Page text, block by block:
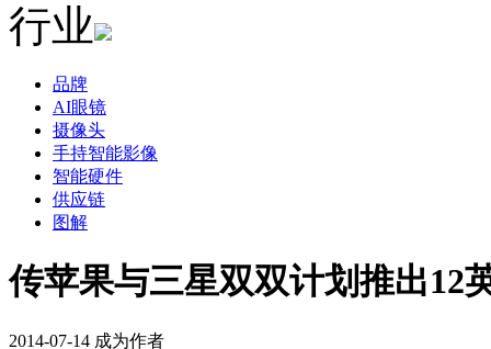
行业
品牌
AI眼镜
摄像头
手持智能影像
智能硬件
供应链
图解
传苹果与三星双双计划推出12
2014-07-14 成为作者